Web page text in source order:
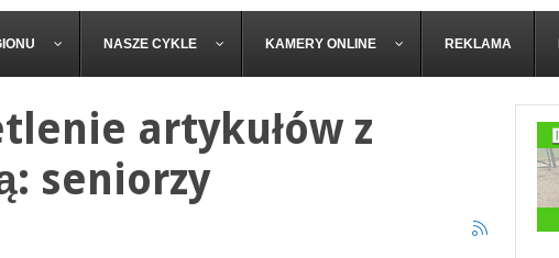
NASZE CYKLE KAMERY ONLINE REKLAMA
artykułów z
seniorzy